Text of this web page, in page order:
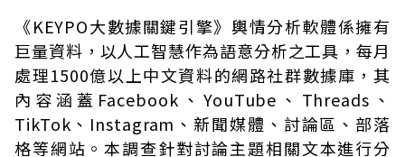
《KEYPO大數據關鍵引擎》輿情分析軟體係擁有
巨量資料，以人工智慧作為語意分析之工具，每月
處理1500億以上中文資料的網路社群數據庫，其
內容涵蓋Facebook、YouTube、Threads、
TikTok、Instagram、新聞媒體、討論區、部落
格等網站。本調查針對討論主題相關文本進行分